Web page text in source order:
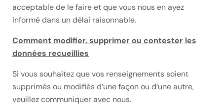
acceptable de le faire et que vous nous en ayez
informé dans un délai raisonnable.
Comment modifier, supprimer ou contester les
données recueillies
Si vous souhaitez que vos renseignements soient
supprimés ou modifiés d’une façon ou d’une autre,
veuillez communiquer avec nous.